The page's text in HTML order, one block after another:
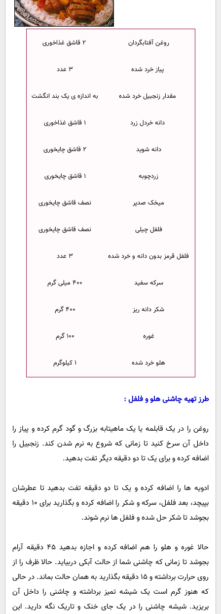
سرگرمی
فناوری
پیامک
روانشناسی
روغن آفتابگردان ۲ قاشق غذاخوری
پیاز خرد شده ۳ عدد
مقدار زنجبیل خرد شده به اندازه ی یک بند انگشت
دانه خردل زرد ۱ قاشق غذاخوری
دانه شوید ۲ قاشق چایخوری
زردچوبه ۱ قاشق چایخوری
میخک صدپر نصف قاشق چایخوری
فلفل چیلی نصف قاشق چایخوری
فلفل قرمز بدون دانه و خرد شده ۳ عدد
سرکه سفید ۴۰۰ میلی گرم
شکر دانه ریز ۴۰۰ گرم
غوره ۱۰۰ گرم
هلو خرد شده ۱ کیلوگرم
طرز تهیه چاشنی هلو و فلفل :
روغن را در یک قابلمه یا یک ماهیتابه بزرگ و گود گرم کرده و پیاز را
داخل آن سرخ کنید تا زمانی که شروع به نرم شدن کند. زنجبیل را
اضافه کرده و برای یک تا دو دقیقه دیگر تفت بدهید.
ادویه ها را اضافه کرده و یک تا دو دقیقه تفت بدهید تا عطرشان
بپیچد، بعد فلفل، سرکه و شکر را اضافه کرده و بگذارید برای ۱۰ دقیقه
بجوشد تا شکر حل شده و فلفل ها نرم شوند.
حالا غوره و هلو را هم اضافه کرده و اجازه بدهید ۴۵ دقیقه آرام
بجوشد تا زمانی که چاشنی شما از حالت آبکی دربیاید. حالا ظرف را از
روی حرارت برداشته و ۱۵ دقیقه بگذارید به همان حالت بماند. در حالی
که هنوز گرم است یک شیشه تمیز برداشته و چاشنی را داخل آن
بریزید. شیشه چاشنی را در یک جای خنک و تاریک نگه دارید. این